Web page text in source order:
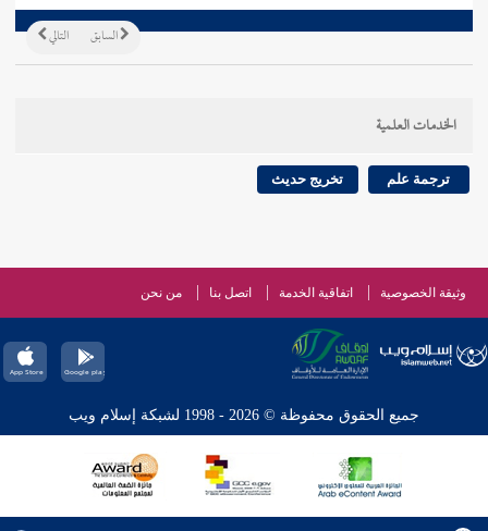
التالي السابق
الخدمات العلمية
ترجمة علم تخريج حديث
وثيقة الخصوصية اتفاقية الخدمة اتصل بنا من نحن
جميع الحقوق محفوظة © 2026 - 1998 لشبكة إسلام ويب